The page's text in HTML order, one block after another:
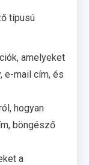
típusú
amelyeket
e-mail cím, és
hogyan
böngésző
a